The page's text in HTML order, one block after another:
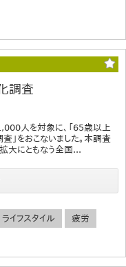
調査
人を対象に、「65歳以上
をおこないました。本調査
大にともなう全国...
ライフスタイル 疲労